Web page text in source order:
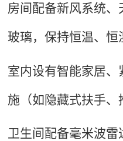
房间配备新风系统
玻璃，保持恒温、恒
室内设有智能家居
施（如隐藏式扶手、
卫生间配备毫米波雷